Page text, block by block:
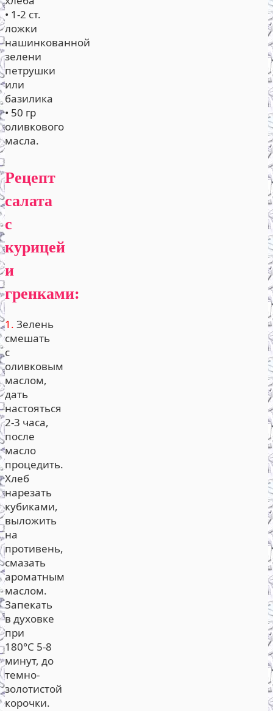
• 1-2 ст.
ложки
нашинкованной
зелени
петрушки
или
базилика
• 50 гр
оливкового
масла.
Рецепт
салата
с
курицей
и
гренками:
1. Зелень
смешать
с
оливковым
маслом,
дать
настояться
2-3 часа,
после
масло
процедить.
Хлеб
нарезать
кубиками,
выложить
на
противень,
смазать
ароматным
маслом.
Запекать
в духовке
при
180°С 5-8
минут, до
темно-
золотистой
корочки.